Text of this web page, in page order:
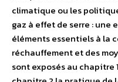
climatique ou les
gaz à effet de serre : une
éléments essentiels à la
réchauffement et des
sont exposés au chapitre